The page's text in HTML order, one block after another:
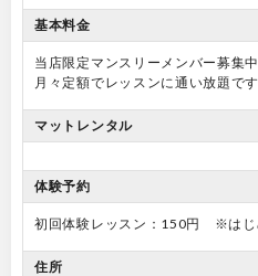
基本料金
当店限定マンスリーメンバー募集
月々定額でレッスンに通い放題です
マットレンタル
体験予約
初回体験レッスン：150円 ※はじ
住所